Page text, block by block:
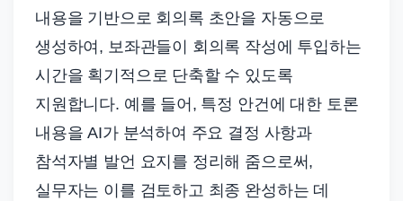
내용을 기반으로 회의록 초안을 자동으로
생성하여, 보좌관들이 회의록 작성에 투입하는
시간을 획기적으로 단축할 수 있도록
지원합니다. 예를 들어, 특정 안건에 대한 토론
내용을 AI가 분석하여 주요 결정 사항과
참석자별 발언 요지를 정리해 줌으로써,
실무자는 이를 검토하고 최종 완성하는 데